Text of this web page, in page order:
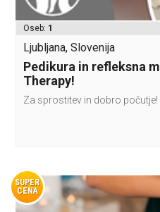
Oseb: 1
Ljubljana, Slovenija
Pedikura in refleksna
Therapy!
Za sprostitev in dobro počutje!
SUPER
CENA